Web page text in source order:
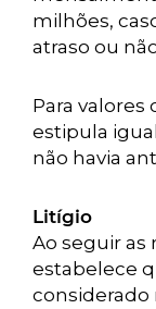
milhões,
atraso ou
Para
estipula
não havia
Litígio
Ao seguir as
estabelece
considerado